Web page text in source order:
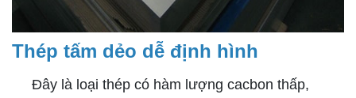
Thép tấm dẻo dễ định hình
Đây là loại thép có hàm lượng cacbon thấp,